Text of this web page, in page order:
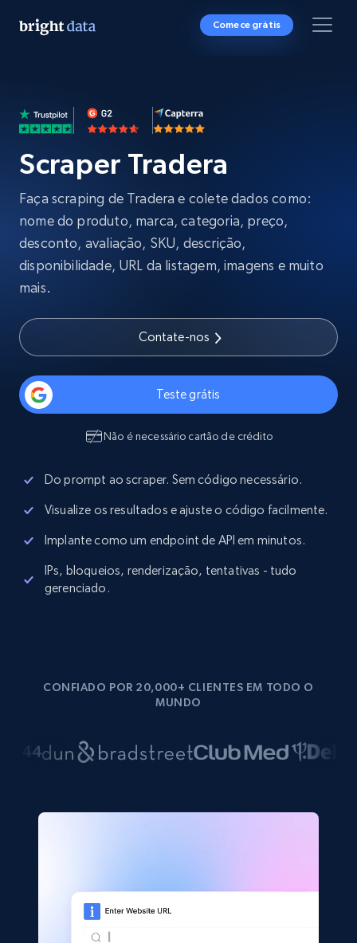
Comece grátis
Scraper Tradera
Faça scraping de Tradera e colete dados como:
nome do produto, marca, categoria, preço,
desconto, avaliação, SKU, descrição,
disponibilidade, URL da listagem, imagens e muito
mais.
Contate-nos
Teste grátis
Não é necessário cartão de crédito
Do prompt ao scraper. Sem código necessário.
Visualize os resultados e ajuste o código facilmente.
Implante como um endpoint de API em minutos.
IPs, bloqueios, renderização, tentativas - tudo
gerenciado.
CONFIADO POR 20,000+ CLIENTES EM TODO O
MUNDO